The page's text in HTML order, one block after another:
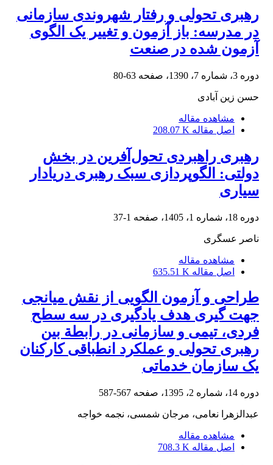
رهبری تحولی و رفتار شهروندی سازمانی
در مدرسه: باز آزمون و تغییر یک الگوی
آزمون شده در صنعت
دوره 3، شماره 7، 1390، صفحه 63-80
حسن زین آبادی
مشاهده مقاله
اصل مقاله 208.07 K
رهبری راهبردی تحول‌‌‌آفرین در بخش
دولتی: الگوپردازی سبک رهبری دریادار
سیاری
دوره 18، شماره 1، 1405، صفحه 1-37
ناصر عسگری
مشاهده مقاله
اصل مقاله 635.51 K
طراحی و آزمون الگویی از نقش میانجی
جهت گیری هدف یادگیری در سه سطح
فردی، تیمی و سازمانی در رابطة بین
رهبری تحولی و عملکرد انطباقی کارکنان
یک سازمان خدماتی
دوره 14، شماره 2، 1395، صفحه 567-587
عبدالزهرا نعامی، مرجان شمسی، نجمه خواجه
مشاهده مقاله
اصل مقاله 708.3 K